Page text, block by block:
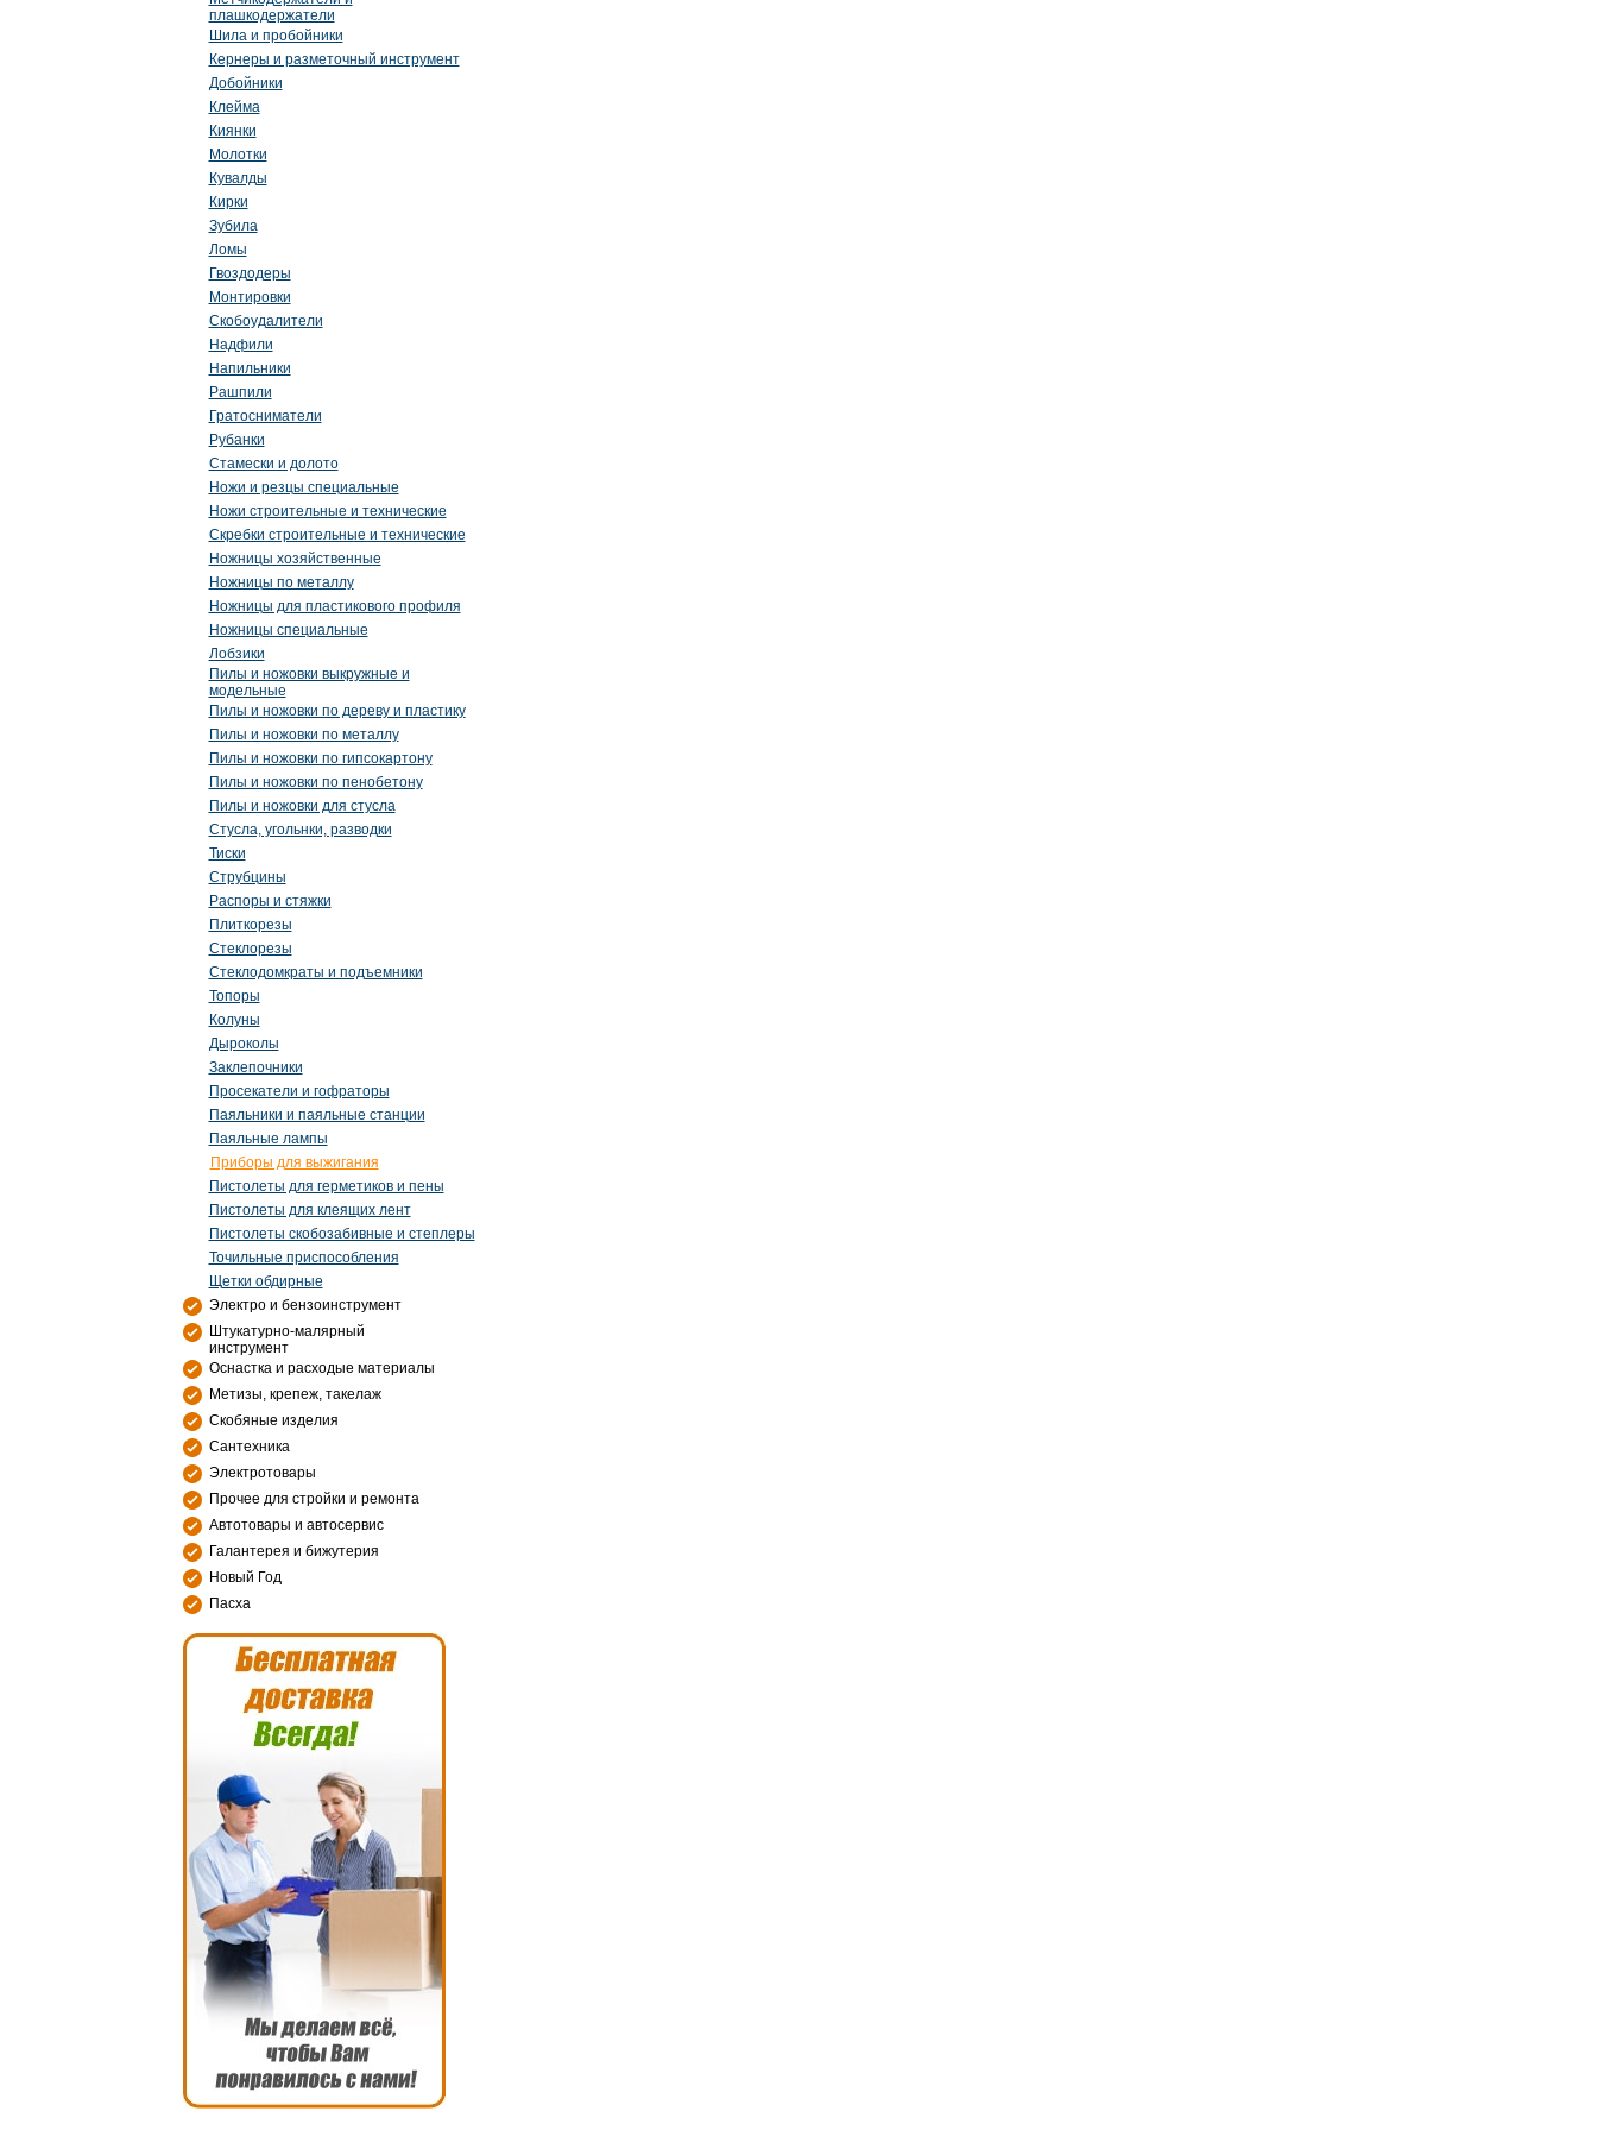
плашкодержатели
Шила и пробойники
Кернеры и разметочный инструмент
Добойники
Клейма
Киянки
Молотки
Кувалды
Кирки
Зубила
Ломы
Гвоздодеры
Монтировки
Скобоудалители
Надфили
Напильники
Рашпили
Гратосниматели
Рубанки
Стамески и долото
Ножи и резцы специальные
Ножи строительные и технические
Скребки строительные и технические
Ножницы хозяйственные
Ножницы по металлу
Ножницы для пластикового профиля
Ножницы специальные
Лобзики
Пилы и ножовки выкружные и
модельные
Пилы и ножовки по дереву и пластику
Пилы и ножовки по металлу
Пилы и ножовки по гипсокартону
Пилы и ножовки по пенобетону
Пилы и ножовки для стусла
Стусла, угольнки, разводки
Тиски
Струбцины
Распоры и стяжки
Плиткорезы
Стеклорезы
Стеклодомкраты и подъемники
Топоры
Колуны
Дыроколы
Заклепочники
Просекатели и гофраторы
Паяльники и паяльные станции
Паяльные лампы
Приборы для выжигания
Пистолеты для герметиков и пены
Пистолеты для клеящих лент
Пистолеты скобозабивные и степлеры
Точильные приспособления
Щетки обдирные
Электро и бензоинструмент
Штукатурно-малярный
инструмент
Оснастка и расходые материалы
Метизы, крепеж, такелаж
Скобяные изделия
Сантехника
Электротовары
Прочее для стройки и ремонта
Автотовары и автосервис
Галантерея и бижутерия
Новый Год
Пасха